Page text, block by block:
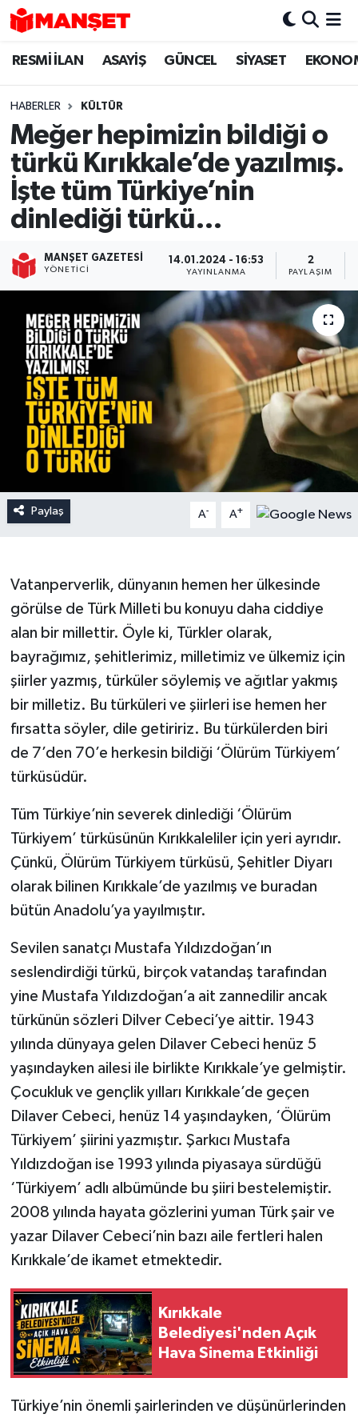
RESMİ İLAN ASAYİŞ GÜNCEL SİYASET
HABERLER KÜLTÜR
Meğer hepimizin bildiği o
türkü Kırıkkale’de yazılmış.
İşte tüm Türkiye’nin
dinlediği türkü…
MANŞET GAZETESI
YÖNETICI
14.01.2024 - 16:53
YAYINLANMA
2
PAYLAŞIM
Paylaş A- A+
Vatanperverlik, dünyanın hemen her ülkesinde
görülse de Türk Milleti bu konuyu daha ciddiye
alan bir millettir. Öyle ki, Türkler olarak,
bayrağımız, şehitlerimiz, milletimiz ve ülkemiz için
şiirler yazmış, türküler söylemiş ve ağıtlar yakmış
bir milletiz. Bu türküleri ve şiirleri ise hemen her
fırsatta söyler, dile getiririz. Bu türkülerden biri
de 7’den 70’e herkesin bildiği ‘Ölürüm Türkiyem’
türküsüdür.
Tüm Türkiye’nin severek dinlediği ‘Ölürüm
Türkiyem’ türküsünün Kırıkkaleliler için yeri ayrıdır.
Çünkü, Ölürüm Türkiyem türküsü, Şehitler Diyarı
olarak bilinen Kırıkkale’de yazılmış ve buradan
bütün Anadolu’ya yayılmıştır.
Sevilen sanatçı Mustafa Yıldızdoğan’ın
seslendirdiği türkü, birçok vatandaş tarafından
yine Mustafa Yıldızdoğan’a ait zannedilir ancak
türkünün sözleri Dilver Cebeci’ye aittir. 1943
yılında dünyaya gelen Dilaver Cebeci henüz 5
yaşındayken ailesi ile birlikte Kırıkkale’ye gelmiştir.
Çocukluk ve gençlik yılları Kırıkkale’de geçen
Dilaver Cebeci, henüz 14 yaşındayken, ‘Ölürüm
Türkiyem’ şiirini yazmıştır. Şarkıcı Mustafa
Yıldızdoğan ise 1993 yılında piyasaya sürdüğü
‘Türkiyem’ adlı albümünde bu şiiri bestelemiştir.
2008 yılında hayata gözlerini yuman Türk şair ve
yazar Dilaver Cebeci’nin bazı aile fertleri halen
Kırıkkale’de ikamet etmektedir.
Kırıkkale
Belediyesi'nden Açık
Hava Sinema Etkinliği
Türkiye’nin önemli şairlerinden ve düşünürlerinden
Hava Durumu
Trafik Durumu
Süper Lig Puan Durumu ve Fikstür
Tüm Manşetler
Son Dakika Haberleri
Haber Arşivi